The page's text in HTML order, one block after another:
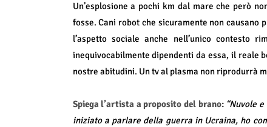
Un’esplosione a pochi km dal mare che però
fosse. Cani robot che sicuramente non
l’aspetto sociale anche nell’unico contesto
inequivocabilmente dipendenti da essa, il reale
nostre abitudini. Un tv al plasma non riprodurrà
Spiega l’artista a proposito del brano: “Nuvole
iniziato a parlare della guerra in Ucraina, ho